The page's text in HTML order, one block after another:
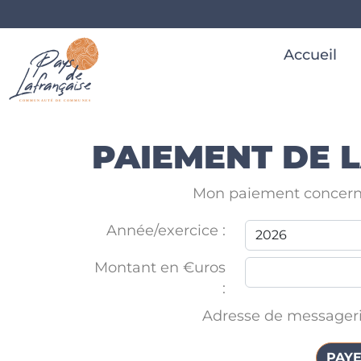
Accueil
PAIEMENT DE
Mon paiement
Année/exercice :
Montant en €uros
:
Adresse de